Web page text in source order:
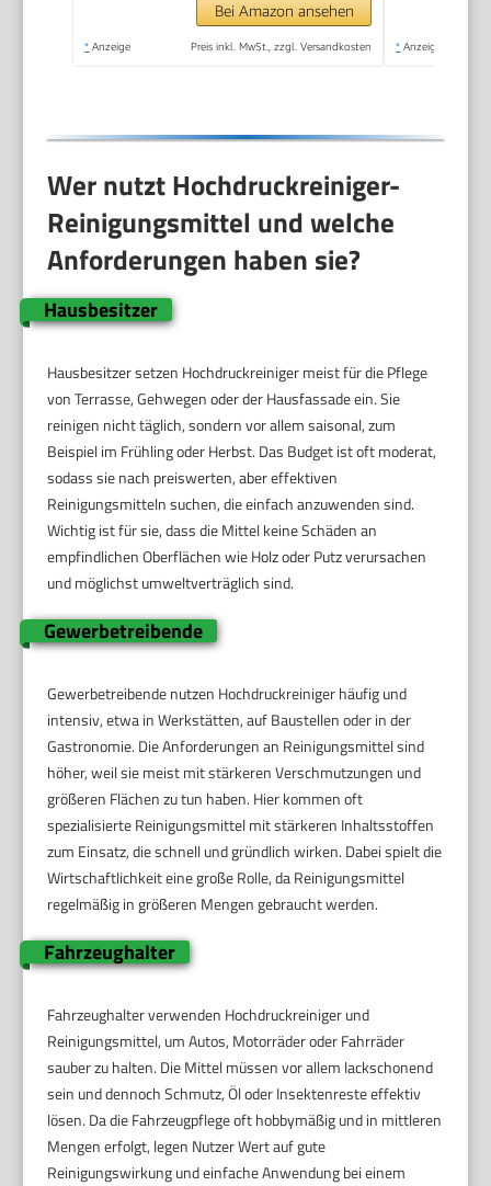
Bei Amazon ansehen
* Anzeige Preis inkl. MwSt., zzgl. Versandkosten * Anzeige
Wer nutzt Hochdruckreiniger-
Reinigungsmittel und welche
Anforderungen haben sie?
Hausbesitzer
Hausbesitzer setzen Hochdruckreiniger meist für die Pflege
von Terrasse, Gehwegen oder der Hausfassade ein. Sie
reinigen nicht täglich, sondern vor allem saisonal, zum
Beispiel im Frühling oder Herbst. Das Budget ist oft moderat,
sodass sie nach preiswerten, aber effektiven
Reinigungsmitteln suchen, die einfach anzuwenden sind.
Wichtig ist für sie, dass die Mittel keine Schäden an
empfindlichen Oberflächen wie Holz oder Putz verursachen
und möglichst umweltverträglich sind.
Gewerbetreibende
Gewerbetreibende nutzen Hochdruckreiniger häufig und
intensiv, etwa in Werkstätten, auf Baustellen oder in der
Gastronomie. Die Anforderungen an Reinigungsmittel sind
höher, weil sie meist mit stärkeren Verschmutzungen und
größeren Flächen zu tun haben. Hier kommen oft
spezialisierte Reinigungsmittel mit stärkeren Inhaltsstoffen
zum Einsatz, die schnell und gründlich wirken. Dabei spielt die
Wirtschaftlichkeit eine große Rolle, da Reinigungsmittel
regelmäßig in größeren Mengen gebraucht werden.
Fahrzeughalter
Fahrzeughalter verwenden Hochdruckreiniger und
Reinigungsmittel, um Autos, Motorräder oder Fahrräder
sauber zu halten. Die Mittel müssen vor allem lackschonend
sein und dennoch Schmutz, Öl oder Insektenreste effektiv
lösen. Da die Fahrzeugpflege oft hobbymäßig und in mittleren
Mengen erfolgt, legen Nutzer Wert auf gute
Reinigungswirkung und einfache Anwendung bei einem